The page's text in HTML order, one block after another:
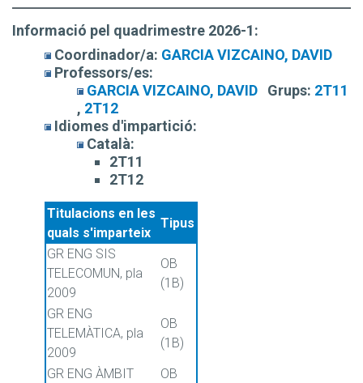
Informació pel quadrimestre 2026-1:
Coordinador/a: GARCIA VIZCAINO, DAVID
Professors/es:
GARCIA VIZCAINO, DAVID
Grups: 2T11
, 2T12
Idiomes d'impartició:
Català:
2T11
2T12
Titulacions en les
quals s'imparteix
Tipus
GR ENG SIS
TELECOMUN, pla
2009
OB
(1B)
GR ENG
TELEMÀTICA, pla
2009
OB
(1B)
GR ENG ÀMBIT
OB